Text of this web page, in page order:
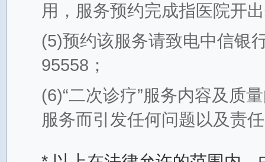
用，服务预约完成指医院开
(5)预约该服务请致电中信银
95558；
(6)“二次诊疗”服务内容及质
服务而引发任何问题以及责